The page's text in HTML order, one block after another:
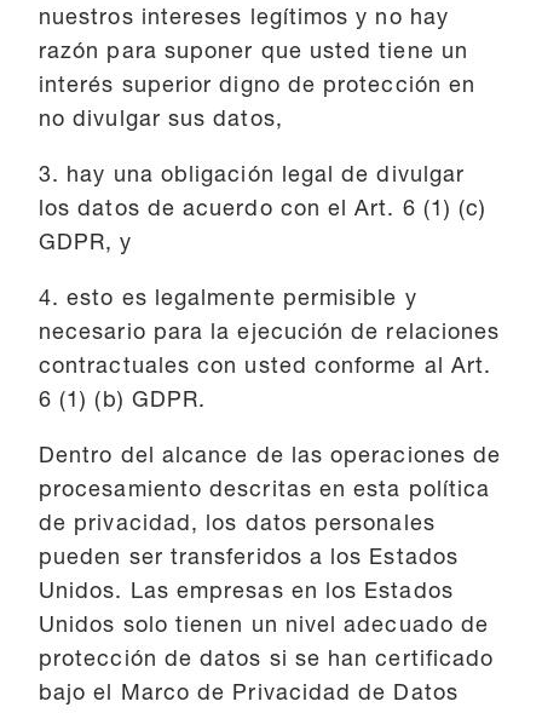
nuestros intereses legítimos y no hay
razón para suponer que usted tiene un
interés superior digno de protección en
no divulgar sus datos,
3. hay una obligación legal de divulgar
los datos de acuerdo con el Art. 6 (1) (c)
GDPR, y
4. esto es legalmente permisible y
necesario para la ejecución de relaciones
contractuales con usted conforme al Art.
6 (1) (b) GDPR.
Dentro del alcance de las operaciones de
procesamiento descritas en esta política
de privacidad, los datos personales
pueden ser transferidos a los Estados
Unidos. Las empresas en los Estados
Unidos solo tienen un nivel adecuado de
protección de datos si se han certificado
bajo el Marco de Privacidad de Datos